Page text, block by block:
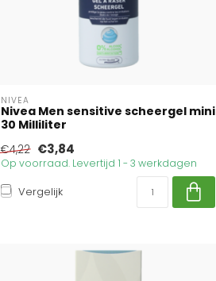
NIVEA
Nivea Men sensitive scheergel mini
30 Milliliter
€4,22 €3,84
Op voorraad. Levertijd 1 - 3 werkdagen
Vergelijk